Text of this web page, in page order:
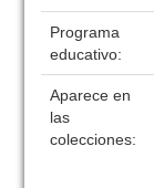
Programa
educativo:
Aparece en
las
colecciones: